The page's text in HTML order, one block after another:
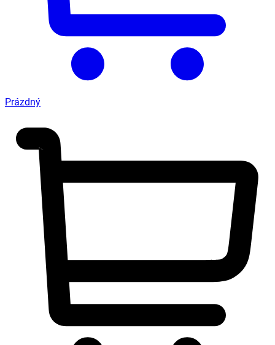
Prázdný